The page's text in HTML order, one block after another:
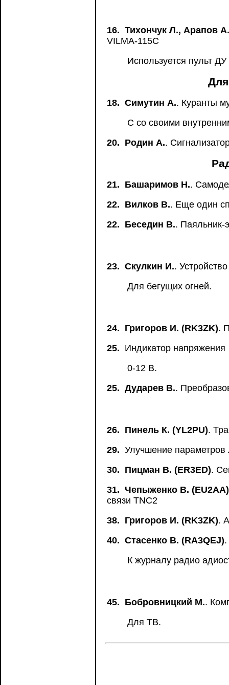
16. Тихончук Л., Арапов А.
VILMA-115C
Используется пульт
18. Симутин А.. Куранты
С со своими
20. Родин А..
21. Башаримов Н..
22. Вилков В.. Еще один
22. Беседин В.. Паяльник-
23. Скулкин И..
Для бегущих огней.
24. Григоров И. (RK3ZK).
25. Индикатор напряжения
0-12 В.
25. Дударев В..
26. Пинель К. (YL2PU).
29. Улучшение
30. Пицман В. (ER3ED).
31. Чепыженко В. (EU2AA)
связи TNC2
38. Григоров И. (RK3ZK).
40. Стасенко В. (RA3QEJ)
К журналу радио
45. Бобровницкий М..
Для ТВ.